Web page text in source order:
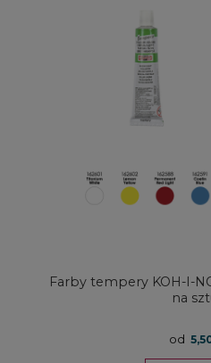
Farby tempery KOH-I-
na
od